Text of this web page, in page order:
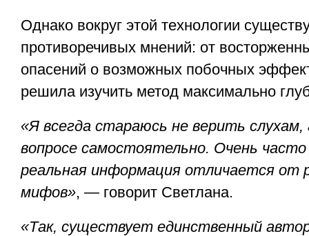
Однако вокруг этой технологии
противоречивых мнений: от
опасений о возможных побочных
решила изучить метод максимально
«Я всегда стараюсь не верить слухам,
вопросе самостоятельно. Очень
реальная информация отличается от
мифов», — говорит Светлана.
«Так, существует единственный